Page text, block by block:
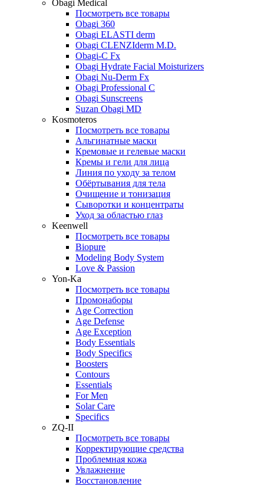
Obagi Medical
Посмотреть все товары
Obagi 360
Obagi ELASTI derm
Obagi CLENZIderm M.D.
Obagi-C Fx
Obagi Hydrate Facial Moisturizers
Obagi Nu-Derm Fx
Obagi Professional C
Obagi Sunscreens
Suzan Obagi MD
Kosmoteros
Посмотреть все товары
Альгинатные маски
Кремовые и гелевые маски
Кремы и гели для лица
Линия по уходу за телом
Обёртывания для тела
Очищение и тонизация
Сыворотки и концентраты
Уход за областью глаз
Keenwell
Посмотреть все товары
Biopure
Modeling Body System
Love & Passion
Yon-Ka
Посмотреть все товары
Промонаборы
Age Correction
Age Defense
Age Exception
Body Essentials
Body Specifics
Boosters
Contours
Essentials
For Men
Solar Care
Specifics
ZQ-II
Посмотреть все товары
Корректирующие средства
Проблемная кожа
Увлажнение
Восстановление